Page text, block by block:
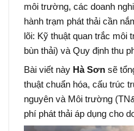
môi trường, các doanh
hành trạm phát thải cần
lõi: Kỹ thuật quan trắc môi
bùn thải) và Quy định thu
Bài viết này Hà Sơn sẽ
thuật chuẩn hóa, cấu trúc
nguyên và Môi trường
phí phát thải áp dụng cho